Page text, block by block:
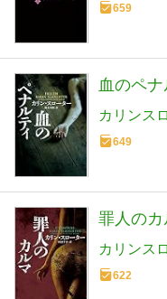
659
血のペ
カリンス
649
罪人の
カリンス
622